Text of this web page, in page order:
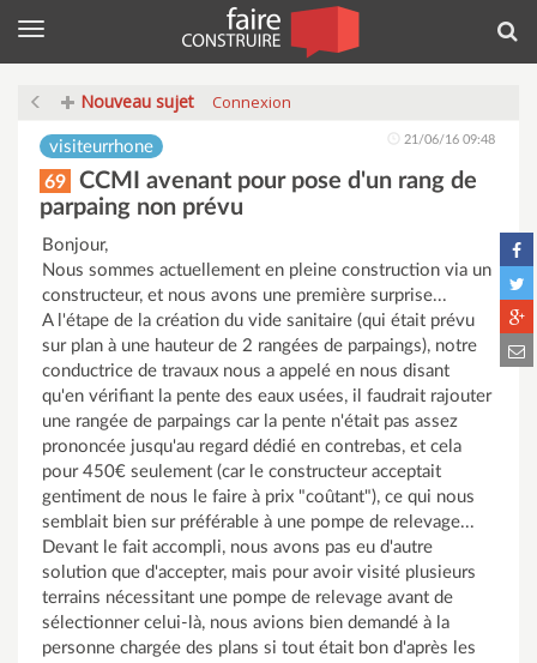
Menu
Nouveau sujet Connexion
visiteurrhone 21/06/16 09:48
69
CCMI avenant pour pose d'un rang de
parpaing non prévu
Bonjour,
Nous sommes actuellement en pleine construction via un
constructeur, et nous avons une première surprise...
A l'étape de la création du vide sanitaire (qui était prévu
sur plan à une hauteur de 2 rangées de parpaings), notre
conductrice de travaux nous a appelé en nous disant
qu'en vérifiant la pente des eaux usées, il faudrait rajouter
une rangée de parpaings car la pente n'était pas assez
prononcée jusqu'au regard dédié en contrebas, et cela
pour 450€ seulement (car le constructeur acceptait
gentiment de nous le faire à prix "coûtant"), ce qui nous
semblait bien sur préférable à une pompe de relevage...
Devant le fait accompli, nous avons pas eu d'autre
solution que d'accepter, mais pour avoir visité plusieurs
terrains nécessitant une pompe de relevage avant de
sélectionner celui-là, nous avions bien demandé à la
personne chargée des plans si tout était bon d'après les